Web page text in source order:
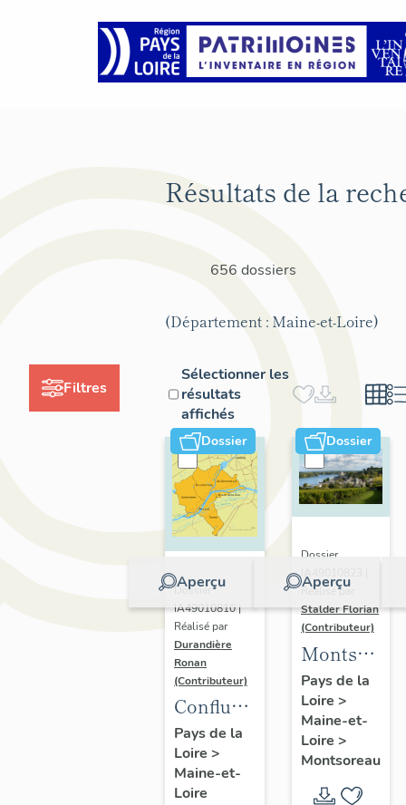
Filtres
Résultats de la
656 dossiers
(Département : Maine-et-Loire)
Sélectionner les
résultats
affichés
Dossier
Aperçu
Dossier
IA49010810 |
Réalisé par
Durandière
Ronan
(Contributeur)
Confluence
Maine-
Loire :
présentation
Pays de la
Loire >
Maine-et-
Loire
Dossier
Aperçu
Dossier
IA49010823 |
Réalisé par
Stalder Florian
(Contributeur)
Montsoreau
:
de la
commune
Pays de la
Loire >
Maine-et-
Loire >
Montsoreau